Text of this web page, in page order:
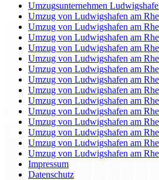
Umzugsunternehmen
Umzug von Ludwigshafen am
Umzug von Ludwigshafen am
Umzug von Ludwigshafen am
Umzug von Ludwigshafen am
Umzug von Ludwigshafen am
Umzug von Ludwigshafen am
Umzug von Ludwigshafen am
Umzug von Ludwigshafen am
Umzug von Ludwigshafen am
Umzug von Ludwigshafen am
Umzug von Ludwigshafen am
Umzug von Ludwigshafen am
Umzug von Ludwigshafen am
Umzug von Ludwigshafen am
Impressum
Datenschutz